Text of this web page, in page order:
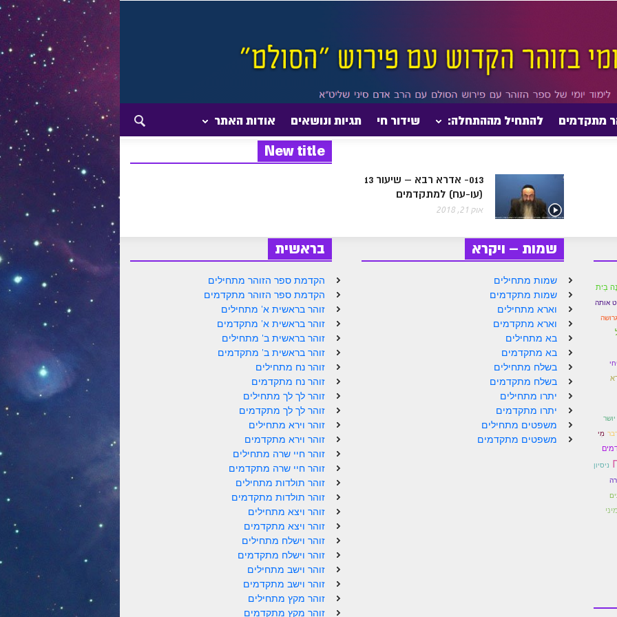
מתקדמים להתחיל מההתחלה: שידור חי תגיות ונושאים אודות האתר
New title
013- אדרא רבא – שיעור 13
(עו-עח) למתקדמים
אוק 21, 2018
בראשית
הקדמת ספר הזוהר מתחילים
הקדמת ספר הזוהר מתקדמים
זוהר בראשית א' מתחילים
זוהר בראשית א' מתקדמים
זוהר בראשית ב' מתחילים
זוהר בראשית ב' מתקדמים
זוהר נח מתחילים
זוהר נח מתקדמים
זוהר לך לך מתחילים
זוהר לך לך מתקדמים
זוהר וירא מתחילים
זוהר וירא מתקדמים
זוהר חיי שרה מתחילים
זוהר חיי שרה מתקדמים
זוהר תולדות מתחילים
זוהר תולדות מתקדמים
זוהר ויצא מתחילים
זוהר ויצא מתקדמים
זוהר וישלח מתחילים
זוהר וישלח מתקדמים
זוהר וישב מתחילים
זוהר וישב מתקדמים
זוהר מקץ מתחילים
זוהר מקץ מתקדמים
שמות – ויקרא
שמות מתחילים
שמות מתקדמים
וארא מתחילים
וארא מתקדמים
בא מתחילים
בא מתקדמים
בשלח מתחילים
בשלח מתקדמים
יתרו מתחילים
יתרו מתקדמים
משפטים מתחילים
משפטים מתקדמים
בַיִת
אותה
גרושה
יושר
מִי
ניסיון